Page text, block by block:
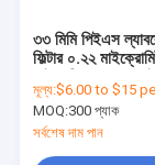
৩৩ মিমি পিইএস
ফিল্টার ০.২২
সিরিং ফিল্টার
মূল্য:$6.00 to $15
MOQ:300 প্যাক
সর্বশেষ দাম পান